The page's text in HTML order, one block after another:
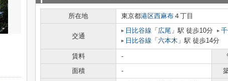
所在地 東京都港区西麻布 ４丁目
交通
日比谷線 「 広尾 」駅 徒歩10分
日比谷線 「 六本木 」駅 徒歩14分
賃料 -
面積
-